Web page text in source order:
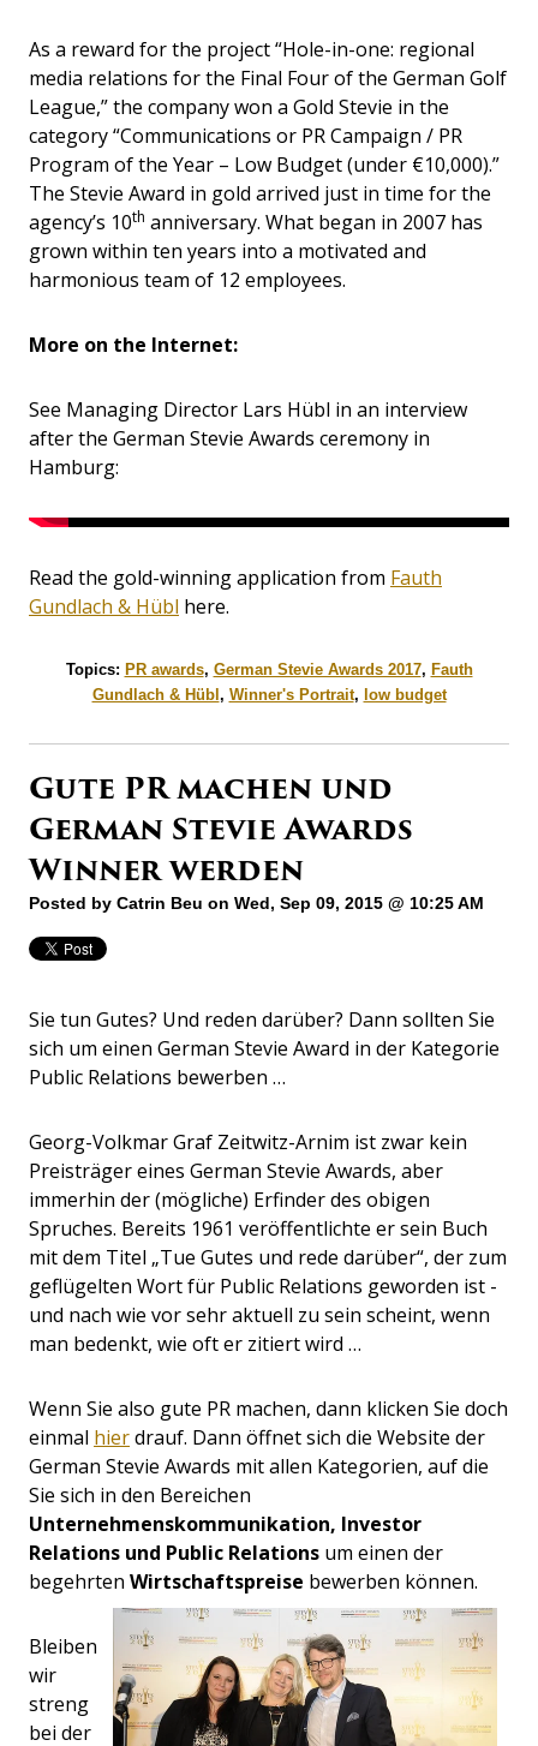
As a reward for the project “Hole-in-one: regional
media relations for the Final Four of the German Golf
League,” the company won a Gold Stevie in the
category “Communications or PR Campaign / PR
Program of the Year – Low Budget (under €10,000).”
The Stevie Award in gold arrived just in time for the
agency’s 10th anniversary. What began in 2007 has
grown within ten years into a motivated and
harmonious team of 12 employees.
More on the Internet:
See Managing Director Lars Hübl in an interview
after the German Stevie Awards ceremony in
Hamburg:
Read the gold-winning application from Fauth
Gundlach & Hübl here.
Topics: PR awards, German Stevie Awards 2017, Fauth
Gundlach & Hübl , Winner's Portrait, low budget
Gute PR machen und
German Stevie Awards
Winner werden
Posted by Catrin Beu on Wed, Sep 09, 2015 @ 10:25 AM
Sie tun Gutes? Und reden darüber? Dann sollten Sie
sich um einen German Stevie Award in der Kategorie
Public Relations bewerben …
Georg-Volkmar Graf Zeitwitz-Arnim ist zwar kein
Preisträger eines German Stevie Awards, aber
immerhin der (mögliche) Erfinder des obigen
Spruches. Bereits 1961 veröffentlichte er sein Buch
mit dem Titel „Tue Gutes und rede darüber“, der zum
geflügelten Wort für Public Relations geworden ist -
und nach wie vor sehr aktuell zu sein scheint, wenn
man bedenkt, wie oft er zitiert wird …
Wenn Sie also gute PR machen, dann klicken Sie doch
einmal hierdrauf. Dann öffnet sich die Website der
German Stevie Awards mit allen Kategorien, auf die
Sie sich in den Bereichen
Unternehmenskommunikation, Investor
Relations und Public Relations um einen der
begehrten Wirtschaftspreise bewerben können.
Bleiben
wir
streng
bei der